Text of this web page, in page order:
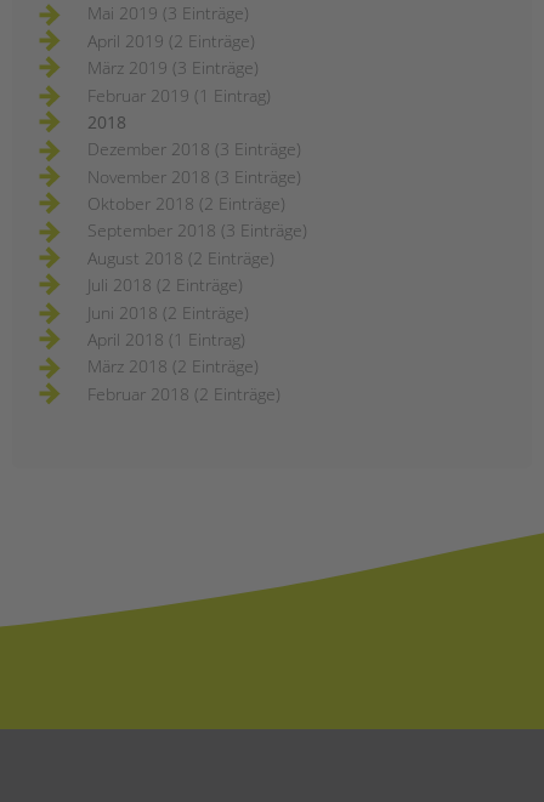
Mai 2019 (3 Einträge)
April 2019 (2 Einträge)
März 2019 (3 Einträge)
Februar 2019 (1 Eintrag)
2018
Dezember 2018 (3 Einträge)
November 2018 (3 Einträge)
Oktober 2018 (2 Einträge)
September 2018 (3 Einträge)
August 2018 (2 Einträge)
Juli 2018 (2 Einträge)
Juni 2018 (2 Einträge)
April 2018 (1 Eintrag)
März 2018 (2 Einträge)
Februar 2018 (2 Einträge)